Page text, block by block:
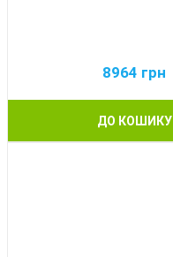
8964 грн
ДО КОШИКУ